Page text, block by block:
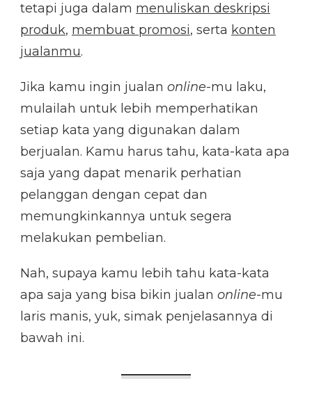
tetapi juga dalam menuliskan deskripsi
produk, membuat promosi, serta konten
jualanmu.
Jika kamu ingin jualan online-mu laku,
mulailah untuk lebih memperhatikan
setiap kata yang digunakan dalam
berjualan. Kamu harus tahu, kata-kata apa
saja yang dapat menarik perhatian
pelanggan dengan cepat dan
memungkinkannya untuk segera
melakukan pembelian.
Nah, supaya kamu lebih tahu kata-kata
apa saja yang bisa bikin jualan online-mu
laris manis, yuk, simak penjelasannya di
bawah ini.